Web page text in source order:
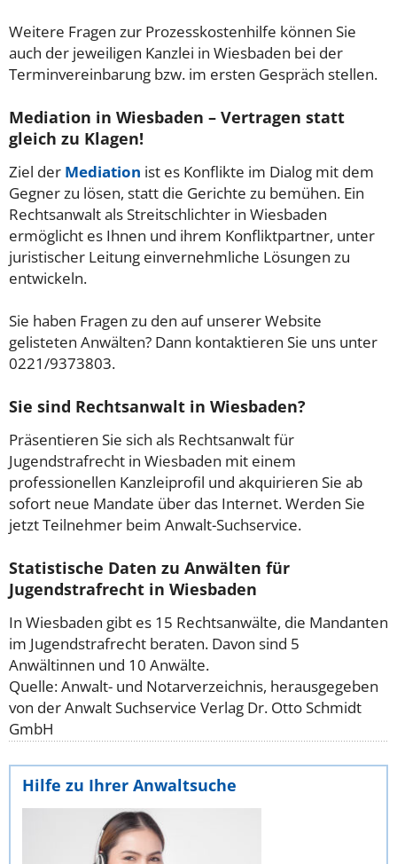
Weitere Fragen zur Prozesskostenhilfe können Sie
auch der jeweiligen Kanzlei in Wiesbaden bei der
Terminvereinbarung bzw. im ersten Gespräch stellen.
Mediation in Wiesbaden – Vertragen statt
gleich zu Klagen!
Ziel der Mediation ist es Konflikte im Dialog mit dem
Gegner zu lösen, statt die Gerichte zu bemühen. Ein
Rechtsanwalt als Streitschlichter in Wiesbaden
ermöglicht es Ihnen und ihrem Konfliktpartner, unter
juristischer Leitung einvernehmliche Lösungen zu
entwickeln.
Sie haben Fragen zu den auf unserer Website
gelisteten Anwälten? Dann kontaktieren Sie uns unter
0221/9373803.
Sie sind Rechtsanwalt in Wiesbaden?
Präsentieren Sie sich als Rechtsanwalt für
Jugendstrafrecht in Wiesbaden mit einem
professionellen Kanzleiprofil und akquirieren Sie ab
sofort neue Mandate über das Internet. Werden Sie
jetzt Teilnehmer beim Anwalt-Suchservice.
Statistische Daten zu Anwälten für
Jugendstrafrecht in Wiesbaden
In Wiesbaden gibt es 15 Rechtsanwälte, die Mandanten
im Jugendstrafrecht beraten. Davon sind 5
Anwältinnen und 10 Anwälte.
Quelle: Anwalt- und Notarverzeichnis, herausgegeben
von der Anwalt Suchservice Verlag Dr. Otto Schmidt
GmbH
Hilfe zu Ihrer Anwaltsuche